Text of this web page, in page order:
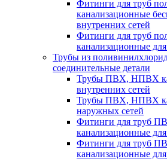
Фитинги для труб
канализационные
внутренних сетей
Фитинги для труб
канализационные
Трубы из
соединительные детали
Трубы ПВХ, НПВХ
внутренних сетей
Трубы ПВХ, НПВХ
наружных сетей
Фитинги для труб
канализационные
Фитинги для труб
канализационные